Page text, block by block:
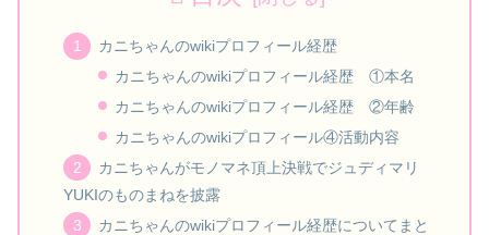
カニちゃんのwikiプロフィール経歴
カニちゃんのwikiプロフィール経歴 ①本名
カニちゃんのwikiプロフィール経歴 ②年齢
カニちゃんのwikiプロフィール④活動内容
カニちゃんがモノマネ頂上決戦でジュディマリ
YUKIのものまねを披露
カニちゃんのwikiプロフィール経歴についてまと